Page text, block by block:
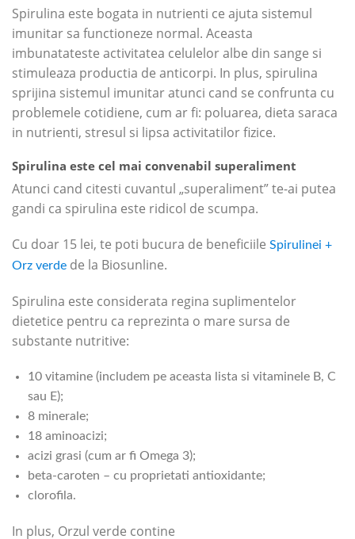
Spirulina este bogata in nutrienti ce ajuta sistemul
imunitar sa functioneze normal. Aceasta
imbunatateste activitatea celulelor albe din sange si
stimuleaza productia de anticorpi. In plus, spirulina
sprijina sistemul imunitar atunci cand se confrunta cu
problemele cotidiene, cum ar fi: poluarea, dieta saraca
in nutrienti, stresul si lipsa activitatilor fizice.
Spirulina este cel mai convenabil superaliment
Atunci cand citesti cuvantul „superaliment” te-ai putea
gandi ca spirulina este ridicol de scumpa.
Cu doar 15 lei, te poti bucura de beneficiile Spirulinei +
Orz verde de la Biosunline.
Spirulina este considerata regina suplimentelor
dietetice pentru ca reprezinta o mare sursa de
substante nutritive:
10 vitamine (includem pe aceasta lista si vitaminele B, C
sau E);
8 minerale;
18 aminoacizi;
acizi grasi (cum ar fi Omega 3);
beta-caroten – cu proprietati antioxidante;
clorofila.
In plus, Orzul verde contine